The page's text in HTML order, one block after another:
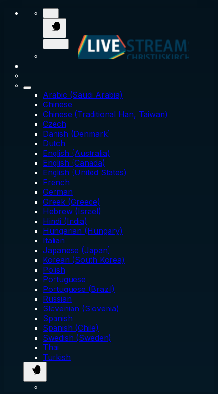
Arabic (Saudi Arabia)
Chinese
Chinese (Traditional Han, Taiwan)
Czech
Danish (Denmark)
Dutch
English (Australia)
English (Canada)
English (United States)
French
German
Greek (Greece)
Hebrew (Israel)
Hindi (India)
Hungarian (Hungary)
Italian
Japanese (Japan)
Korean (South Korea)
Polish
Portuguese
Portuguese (Brazil)
Russian
Slovenian (Slovenia)
Spanish
Spanish (Chile)
Swedish (Sweden)
Thai
Turkish